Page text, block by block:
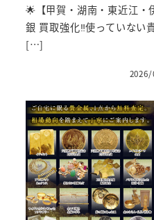
🌟【甲賀・湖南・東近江・
銀 買取強化‼使っていない
[…]
投稿